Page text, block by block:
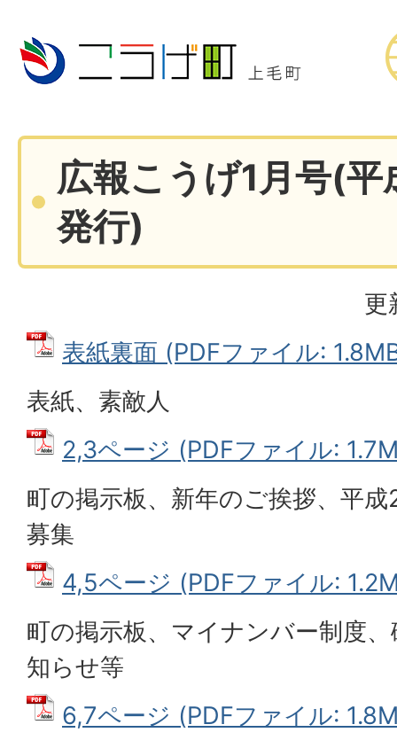
広報こうげ1月号(
発行)
更
表紙裏面 (PDFファイル:
表紙、素敵人
2,3ページ (PDFファイル:
町の掲示板、新年のご挨拶、平
募集
4,5ページ (PDFファイル:
町の掲示板、マイナンバー制度
知らせ等
6,7ページ (PDFファイル: